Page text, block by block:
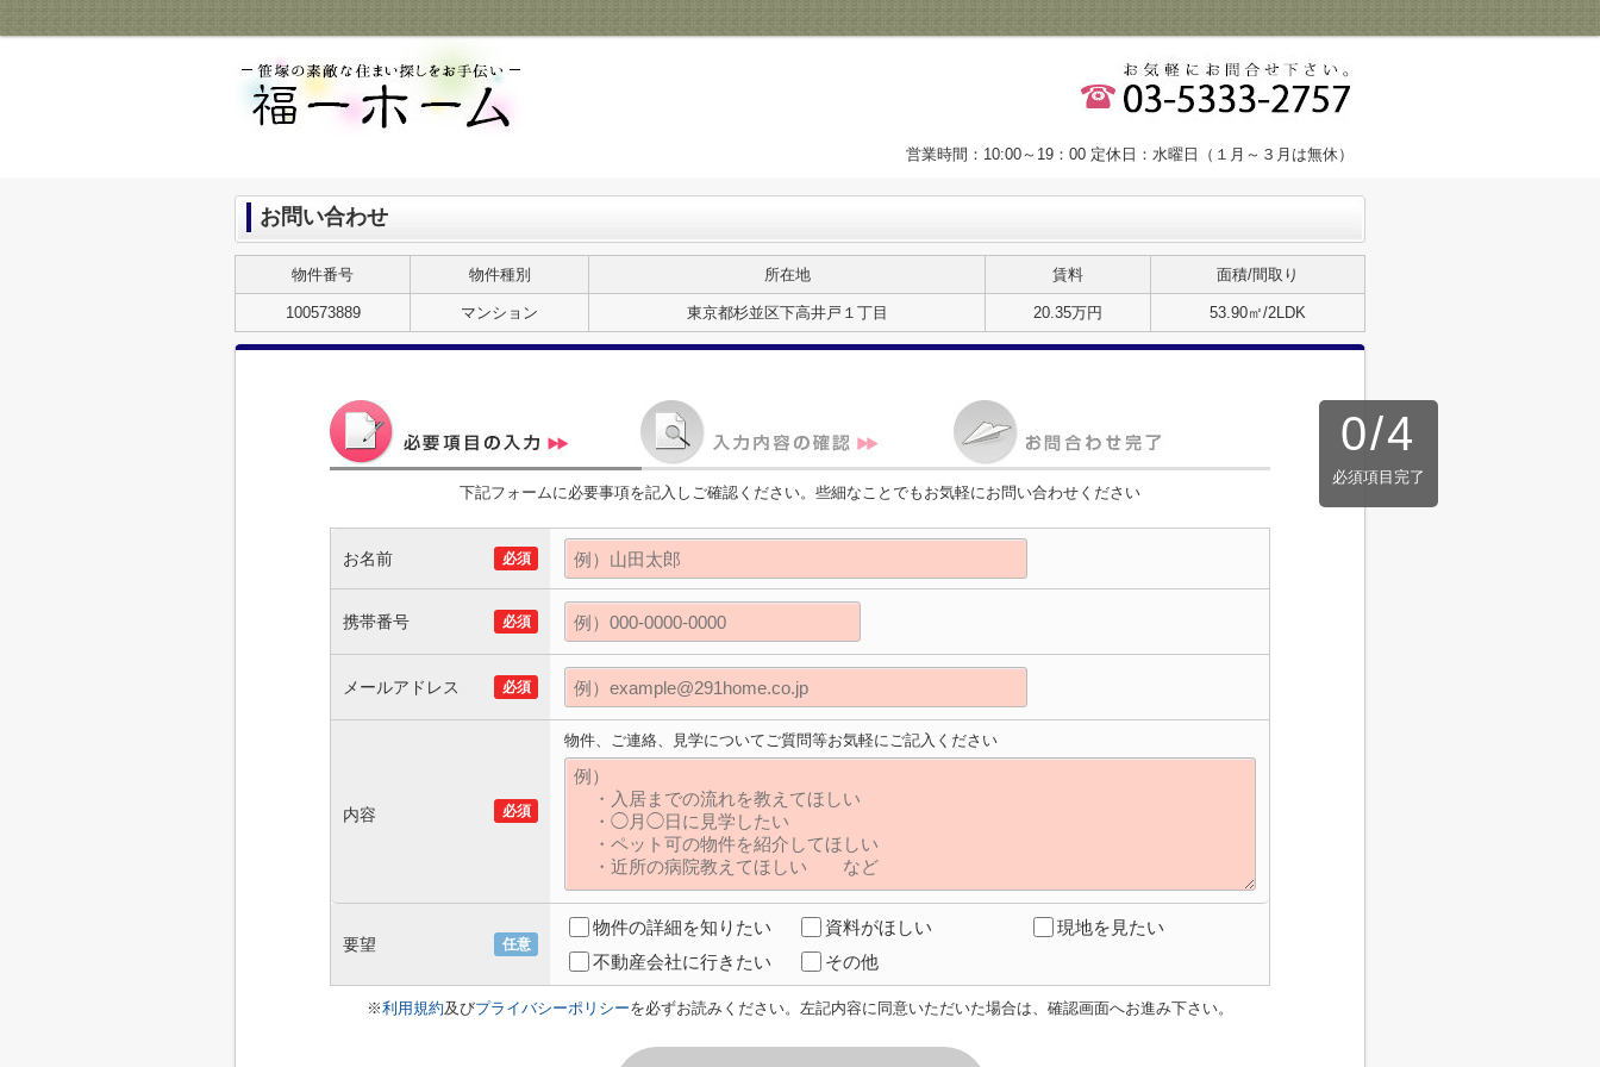
営業時間：10:00～19：00 定休日：水曜日（１月～３月は無休）
お問い合わせ
物件番号 物件種別 所在地 賃料 面積/間取り
100573889 マンション 東京都杉並区下高井戸１丁目 20.35万円 53.90㎡/2LDK
0/4
必須項目完了
下記フォームに必要事項を記入しご確認ください。些細なことでもお気軽にお問い合わせください
お名前 必須
携帯番号 必須
メールアドレス 必須
内容 必須
物件、ご連絡、見学についてご質問等お気軽にご記入ください
要望 任意
物件の詳細を知りたい 資料がほしい
現地を見たい
不動産会社に行きたい
その他
※利用規約及びプライバシーポリシーを必ずお読みください。左記内容に同意いただいた場合は、確認画面へお進み下さい。